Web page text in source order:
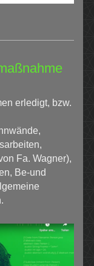
erledigt, bzw.
Fa. Wagner),
Be-und